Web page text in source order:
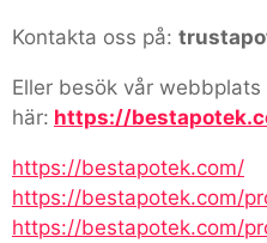
Kontakta oss på:
Eller besök vår webbplats
här: https://
https://bestapotek.com/
https://bestapotek.com/
https://bestapotek.com/